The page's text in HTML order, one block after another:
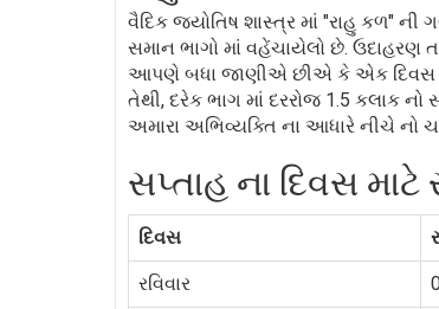
વૈદિક જ્યોતિષ શાસ્ત્ર માં "રાહુ કળ"
સમાન ભાગો માં વહેંચાયેલો છે. ઉદાહરણ
આપણે બધા જાણીએ છીએ કે એક દિવસ
તેથી, દરેક ભાગ માં દરરોજ 1.5 કલાક
અમારા અભિવ્યક્તિ ના આધારે નીચે નો
સપ્તાહ ના દિવસ માટે
દિવસ
રવિવાર